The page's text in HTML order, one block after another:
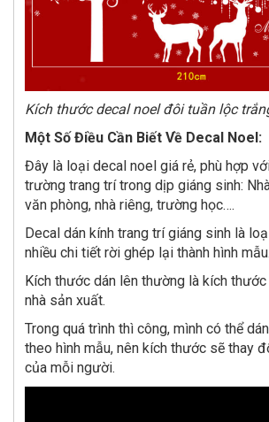
Kích thước decal noel đôi tuần lộc
Một Số Điều Cần Biết Về Decal Noel:
Đây là loại decal noel giá rẻ, phù hợp
trường trang trí trong dịp giáng sinh:
văn phòng, nhà riêng, trường học….
Decal dán kính trang trí giáng sinh là
nhiều chi tiết rời ghép lại thành hình mẫu.
Kích thước dán lên thường là kích
nhà sản xuất.
Trong quá trình thì công, mình có thể
theo hình mẫu, nên kích thước sẽ thay
của mỗi người.